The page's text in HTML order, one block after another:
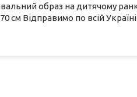
образ на дитячому
Відправимо по всій